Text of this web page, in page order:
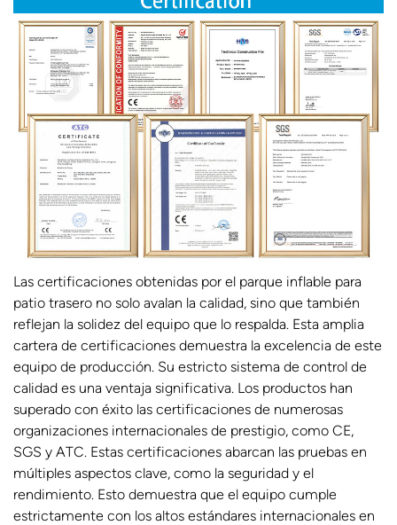
Las certificaciones obtenidas por el parque inflable para
patio trasero no solo avalan la calidad, sino que también
reflejan la solidez del equipo que lo respalda. Esta amplia
cartera de certificaciones demuestra la excelencia de este
equipo de producción. Su estricto sistema de control de
calidad es una ventaja significativa. Los productos han
superado con éxito las certificaciones de numerosas
organizaciones internacionales de prestigio, como CE,
SGS y ATC. Estas certificaciones abarcan las pruebas en
múltiples aspectos clave, como la seguridad y el
rendimiento. Esto demuestra que el equipo cumple
estrictamente con los altos estándares internacionales en